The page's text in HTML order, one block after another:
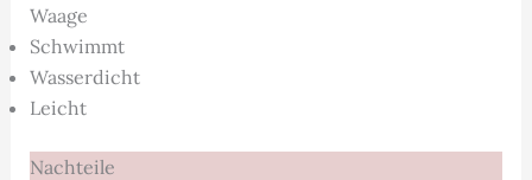
Waage
Schwimmt
Wasserdicht
Leicht
Nachteile